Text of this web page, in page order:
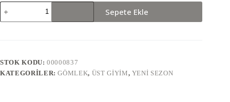
L98-
TAŞLI
GÖMLEK
Sepete Ekle
STOK KODU:00000837
KATEGORILER:GÖMLEK, ÜST GIYIM, YENI SEZON